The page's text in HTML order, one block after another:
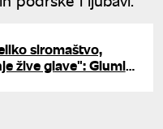
siromaštvo,
žive glave": Glumica